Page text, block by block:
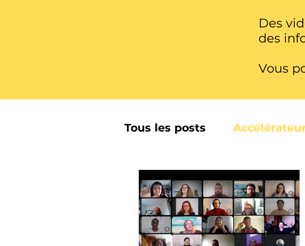
Des
des
Vous
Tous les posts
Astuces Bêtisier
Business et négociations